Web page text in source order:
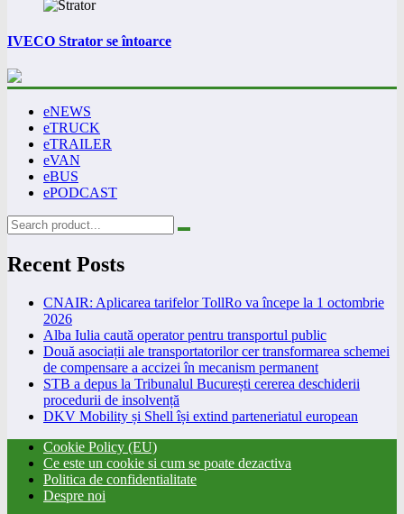
IVECO Strator se întoarce
eNEWS
eTRUCK
eTRAILER
eVAN
eBUS
ePODCAST
Recent Posts
CNAIR: Aplicarea tarifelor TollRo va începe la 1 octombrie
2026
Alba Iulia caută operator pentru transportul public
Două asociații ale transportatorilor cer transformarea schemei
de compensare a accizei în mecanism permanent
STB a depus la Tribunalul București cererea deschiderii
procedurii de insolvență
DKV Mobility și Shell își extind parteneriatul european
Cookie Policy (EU)
Ce este un cookie si cum se poate dezactiva
Politica de confidentialitate
Despre noi